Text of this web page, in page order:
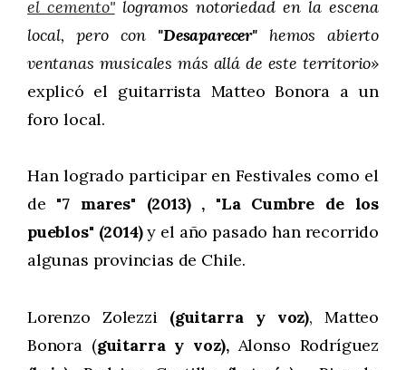
el cemento"logramos notoriedad en la escena
local, pero con "Desaparecer"
hemos abierto
ventanas musicales más allá de este territorio»
explicó el guitarrista Matteo Bonora a un
foro local.
Han logrado participar en Festivales como el
de "7 mares" (2013) , "La Cumbre de los
pueblos" (2014)y el año pasado han recorrido
algunas provincias de Chile.
Lorenzo Zolezzi (guitarra y voz), Matteo
Bonora (guitarra y voz),Alonso Rodríguez